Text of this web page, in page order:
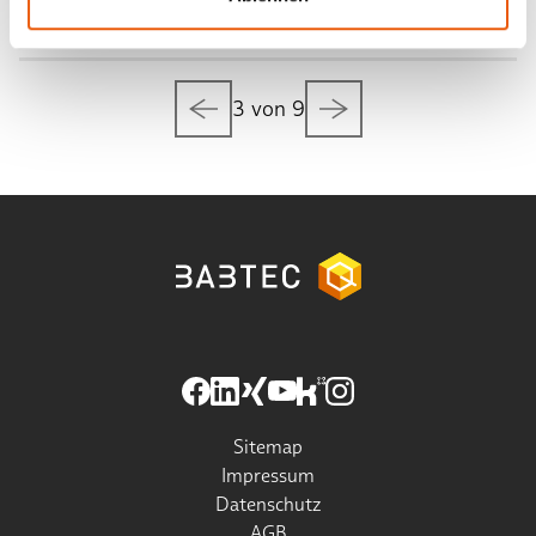
3 von 9
Sitemap
Impressum
Datenschutz